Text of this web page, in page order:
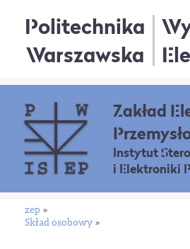
Politechnika
Warszawska
Zakład
Instytut
i Elektroniki
zep »
Skład osobowy »